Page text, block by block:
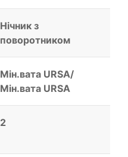
Нічник з
поворотником
Мін.вата URSA/
Мін.вата URSA
2